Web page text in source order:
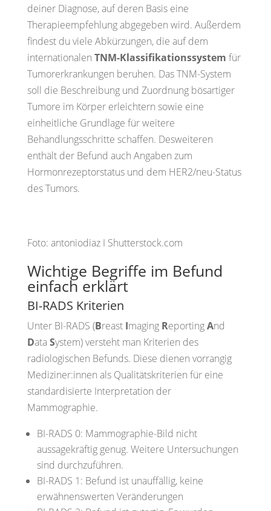
deiner Diagnose, auf deren Basis eine
Therapieempfehlung abgegeben wird. Außerdem
findest du viele Abkürzungen, die auf dem
internationalen TNM-Klassifikationssystem für
Tumorerkrankungen beruhen. Das TNM-System
soll die Beschreibung und Zuordnung bösartiger
Tumore im Körper erleichtern sowie eine
einheitliche Grundlage für weitere
Behandlungsschritte schaffen. Desweiteren
enthält der Befund auch Angaben zum
Hormonrezeptorstatus und dem HER2/neu-Status
des Tumors.
Foto: antoniodiaz I Shutterstock.com
Wichtige Begriffe im Befund
einfach erklärt
BI-RADS Kriterien
Unter BI-RADS (Breast Imaging ReportingAnd
DataSystem) versteht man Kriterien des
radiologischen Befunds. Diese dienen vorrangig
Mediziner:innen als Qualitätskriterien für eine
standardisierte Interpretation der
Mammographie.
BI-RADS 0: Mammographie-Bild nicht
aussagekräftig genug. Weitere Untersuchungen
sind durchzuführen.
BI-RADS 1: Befund ist unauffällig, keine
erwähnenswerten Veränderungen